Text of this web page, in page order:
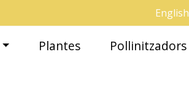
English
Plantes Pollinitzadors